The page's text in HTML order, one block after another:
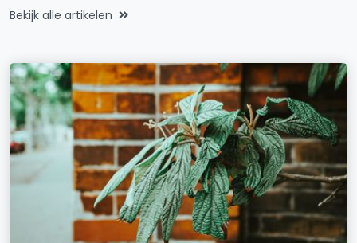
Bekijk alle artikelen